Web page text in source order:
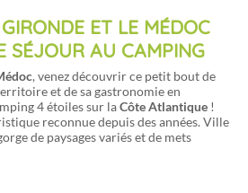
ET LE MÉDOC
SÉJOUR AU CAMPING
, venez découvrir ce petit bout de
et de sa gastronomie en
4 étoiles sur laCôte Atlantique!
reconnue depuis des années. Ville
de paysages variés et de mets